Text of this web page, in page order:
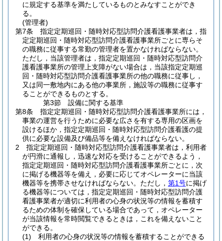
に規定する基準を満たしているものとみなすことができ
る。
(管理者)
第7条
指定定期巡回・随時対応型訪問介護看護事業者は，指
定定期巡回・随時対応型訪問介護看護事業所ごとに専らそ
の職務に従事する常勤の管理者を置かなければならない。
ただし，当該管理者は，指定定期巡回・随時対応型訪問介
護看護事業所の管理上支障がない場合は，当該指定定期巡
回・随時対応型訪問介護看護事業所の他の職務に従事し，
又は同一敷地内にある他の事業所，施設等の職務に従事す
ることができるものとする。
第3節
設備に関する基準
第8条
指定定期巡回・随時対応型訪問介護看護事業所には，
事業の運営を行うために必要な広さを有する専用の区画を
設けるほか，指定定期巡回・随時対応型訪問介護看護の提
供に必要な設備及び備品等を備えなければならない。
2
指定定期巡回・随時対応型訪問介護看護事業者は，利用者
が円滑に通報し，迅速な対応を受けることができるよう，
指定定期巡回・随時対応型訪問介護看護事業所ごとに，次
に掲げる機器等を備え，必要に応じてオペレーターに当該
機器等を携帯させなければならない。 ただし， 第1号に掲げ
る機器等については，指定定期巡回・随時対応型訪問介護
看護事業者が適切に利用者の心身の状況等の情報を蓄積す
るための体制を確保している場合であって，オペレーター
が当該情報を常時閲覧できるときは，これを備えないこと
ができる。
(1)
利用者の心身の状況等の情報を蓄積することができる